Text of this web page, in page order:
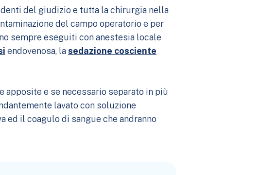
del giudizio e tutta la chirurgia nella
del campo operatorio e per
sempre eseguiti con anestesia locale
endovenosa, la sedazione cosciente
apposite e se necessario separato in più
lavato con soluzione
ed il coagulo di sangue che andranno